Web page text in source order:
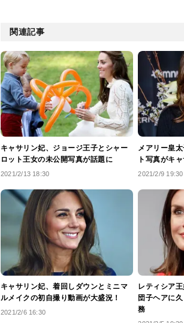
関連記事
キャサリン妃、ジョージ王子とシャー
ロット王女の未公開写真が話題に
2021/2/13 18:30
メアリー皇
ト写真がキ
2021/2/9 19:30
キャサリン妃、着回しダウンとミニマ
ルメイクの初自撮り動画が大盛況！
2021/2/6 16:30
レティシア
団子ヘアに
務